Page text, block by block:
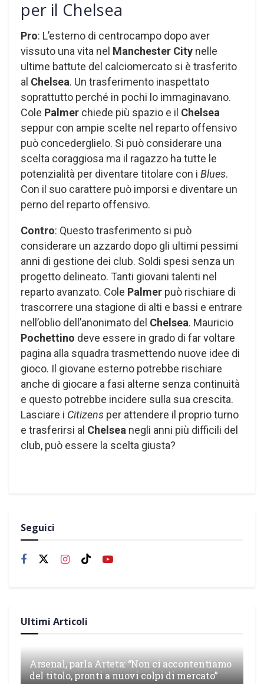
per il Chelsea
Pro: L’esterno di centrocampo dopo aver
vissuto una vita nel Manchester City nelle
ultime battute del calciomercato si è trasferito
al Chelsea. Un trasferimento inaspettato
soprattutto perché in pochi lo immaginavano.
Cole Palmer chiede più spazio e il Chelsea
seppur con ampie scelte nel reparto offensivo
può concederglielo. Si può considerare una
scelta coraggiosa ma il ragazzo ha tutte le
potenzialità per diventare titolare con i Blues.
Con il suo carattere può imporsi e diventare un
perno del reparto offensivo.
Contro: Questo trasferimento si può
considerare un azzardo dopo gli ultimi pessimi
anni di gestione dei club. Soldi spesi senza un
progetto delineato. Tanti giovani talenti nel
reparto avanzato. Cole Palmer può rischiare di
trascorrere una stagione di alti e bassi e entrare
nell’oblio dell’anonimato del Chelsea. Mauricio
Pochettino deve essere in grado di far voltare
pagina alla squadra trasmettendo nuove idee di
gioco. Il giovane esterno potrebbe rischiare
anche di giocare a fasi alterne senza continuità
e questo potrebbe incidere sulla sua crescita.
Lasciare i Citizens per attendere il proprio turno
e trasferirsi al Chelsea negli anni più difficili del
club, può essere la scelta giusta?
Seguici
Ultimi Articoli
Arsenal, parla Arteta: “Non ci accontentiamo
del titolo, pronti a nuovi colpi di mercato”